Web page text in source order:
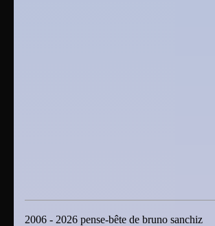
2006 - 2026 pense-bête de bruno sanchiz